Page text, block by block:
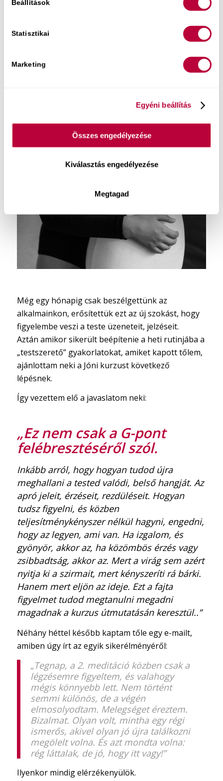
Beállítások
Statisztikai
Marketing
Egyéni beállítás
Összes engedélyezése
Kiválasztás engedélyezése
Megtagad
Még egy hónapig csak beszélgettünk az
alkalmainkon, erősítettük ezt az új szokást, hogy
figyelembe veszi a teste üzeneteit, jelzéseit.
Aztán amikor sikerült beépítenie a heti rutinjába a
„testszerető” gyakorlatokat, amiket kapott tőlem,
ajánlottam neki a Jóni kurzust következő
lépésnek.
Így vezettem elő a javaslatom neki:
„Ez nem csak a G-pont
felébresztéséről szól.
Inkább arról, hogy hogyan tudod újra
meghallani a tested valódi, belső hangját. Az
apró jeleit, érzéseit, rezdüléseit. Hogyan
tudsz figyelni, és közben
teljesítménykényszer nélkül hagyni, engedni,
hogy az legyen, ami van. Ha izgalom, és
gyönyör, akkor az, ha közömbös érzés vagy
zsibbadtság, akkor az. Mert a virág sem azért
nyitja ki a szirmait, mert kényszeríti rá bárki.
Hanem mert eljön az ideje. Ezt a fajta
figyelmet tudod megtanulni megadni
magadnak a kurzus útmutatásán keresztül..”
Néhány héttel később kaptam tőle egy e-mailt,
amiben úgy írt az egyik sikerélményéről:
„Tegnap, a 2. meditáció közben csak a
légzésemre figyeltem, és valahogy
mégis könnyebb lett. Nem történt
semmi különös, de a végén
elmosolyodtam. Melegséget éreztem.
Bizalmat. Olyan volt, mintha egy régi
ismerős, akivel olyan jó újra találkozni
megölelt volna. És azt mondta volna:
rég láttalak, de jó, hogy itt vagy!”
Ilyenkor mindig elérzékenyülök.